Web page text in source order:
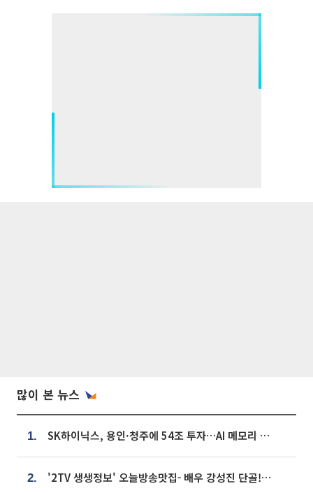
많이 본 뉴스
1. SK하이닉스, 용인·청주에 54조 투자…AI 메모리 생산기지 키운다
2. '2TV 생생정보' 오늘방송맛집- 배우 강성진 단골! 쌀국수ㆍ푸팟퐁 커리 맛집 '블○○○'